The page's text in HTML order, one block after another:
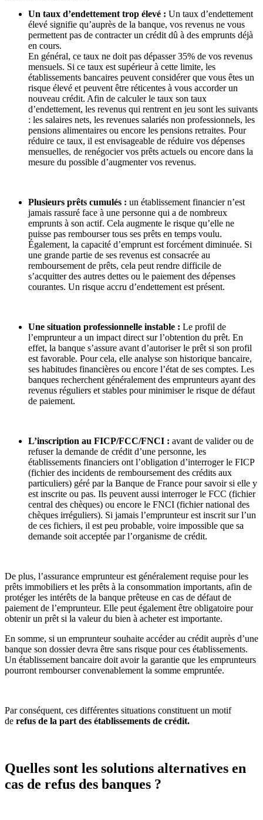
Un taux d’endettement trop élevé : Un taux d’endettement
élevé signifie qu’auprès de la banque, vos revenus ne vous
permettent pas de contracter un crédit dû à des emprunts déjà
en cours.
En général, ce taux ne doit pas dépasser 35% de vos revenus
mensuels. Si ce taux est supérieur à cette limite, les
établissements bancaires peuvent considérer que vous êtes un
risque élevé et peuvent être réticentes à vous accorder un
nouveau crédit. Afin de calculer le taux son taux
d’endettement, les revenus qui rentrent en jeu sont les suivants
: les salaires nets, les revenues salariés non professionnels, les
pensions alimentaires ou encore les pensions retraites. Pour
réduire ce taux, il est envisageable de réduire vos dépenses
mensuelles, de renégocier vos prêts actuels ou encore dans la
mesure du possible d’augmenter vos revenus.
Plusieurs prêts cumulés : un établissement financier n’est
jamais rassuré face à une personne qui a de nombreux
emprunts à son actif. Cela augmente le risque qu’elle ne
puisse pas rembourser tous ses prêts en temps voulu.
Également, la capacité d’emprunt est forcément diminuée. Si
une grande partie de ses revenus est consacrée au
remboursement de prêts, cela peut rendre difficile de
s’acquitter des autres dettes ou le paiement des dépenses
courantes. Un risque accru d’endettement est présent.
Une situation professionnelle instable : Le profil de
l’emprunteur a un impact direct sur l’obtention du prêt. En
effet, la banque s’assure avant d’autoriser le prêt si son profil
est favorable. Pour cela, elle analyse son historique bancaire,
ses habitudes financières ou encore l’état de ses comptes. Les
banques recherchent généralement des emprunteurs ayant des
revenus réguliers et stables pour minimiser le risque de défaut
de paiement.
L’inscription au FICP/FCC/FNCI : avant de valider ou de
refuser la demande de crédit d’une personne, les
établissements financiers ont l’obligation d’interroger le FICP
(fichier des incidents de remboursement des crédits aux
particuliers) géré par la Banque de France pour savoir si elle y
est inscrite ou pas. Ils peuvent aussi interroger le FCC (fichier
central des chèques) ou encore le FNCI (fichier national des
chèques irréguliers). Si jamais l’emprunteur est inscrit sur l’un
de ces fichiers, il est peu probable, voire impossible que sa
demande soit acceptée par l’organisme de crédit.
De plus, l’assurance emprunteur est généralement requise pour les
prêts immobiliers et les prêts à la consommation importants, afin de
protéger les intérêts de la banque prêteuse en cas de défaut de
paiement de l’emprunteur. Elle peut également être obligatoire pour
obtenir un prêt si la valeur du bien à acheter est importante.
En somme, si un emprunteur souhaite accéder au crédit auprès d’une
banque son dossier devra être sans risque pour ces établissements.
Un établissement bancaire doit avoir la garantie que les emprunteurs
pourront rembourser convenablement la somme empruntée.
Par conséquent, ces différentes situations constituent un motif
de refus de la part des établissements de crédit.
Quelles sont les solutions alternatives en
cas de refus des banques ?